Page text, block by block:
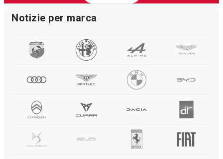
Notizie per marca